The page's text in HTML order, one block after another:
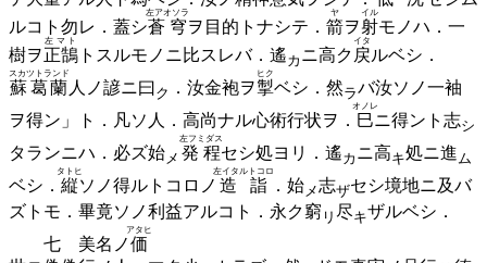
ルコト勿レ．蓋シ蒼穹
左アオソラ
ヲ目的トナシテ． 箭
ヤ
ヲ射
イル
モノハ．一
樹ヲ正鵠
左マト
トスルモノニ比スレバ． 遙カ ニ高ク 戻
イタ
ルベシ．
蘇葛蘭
スカツトランド
人ノ諺ニ曰ク ．汝金袍ヲ掣
ヒク
ベシ． 然ラバ汝ソノ一袖
ヲ得ン」ト．凡ソ人．高尚ナル心術行状ヲ． 巳
オノレ
ニ得ント 志シ
タランニハ．必ズ始メ 発程
左フミダス
セシ処ヨリ． 遙カ ニ高キ処ニ進ム
ベシ． 縦
タトヒ
ソノ得ルトコロノ 造詣
左イタルトコロ
． 始メ志ザセシ境地ニ及バ
ズトモ．畢竟ソノ利益アルコト．永ク窮 リ 尽キザルベシ．
七 美名ノ価
アタヒ